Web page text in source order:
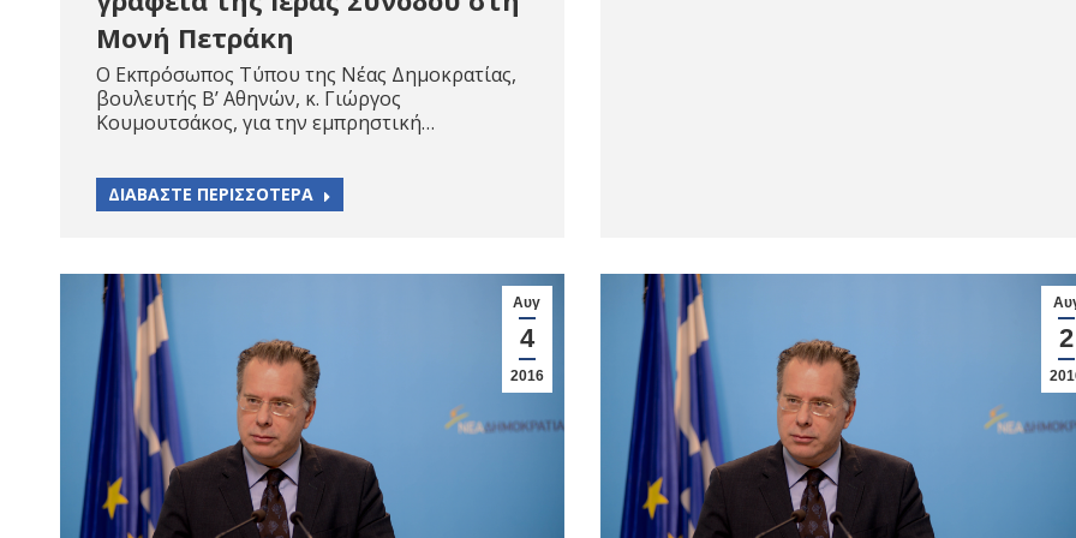
Μονή Πετράκη
Ο Εκπρόσωπος Τύπου της Νέας Δημοκρατίας,
βουλευτής Β’ Αθηνών, κ. Γιώργος
Κουμουτσάκος, για την εμπρηστική…
ΔΙΑΒΑΣΤΕ ΠΕΡΙΣΣΟΤΕΡΑ
Αυγ
4
2016
2